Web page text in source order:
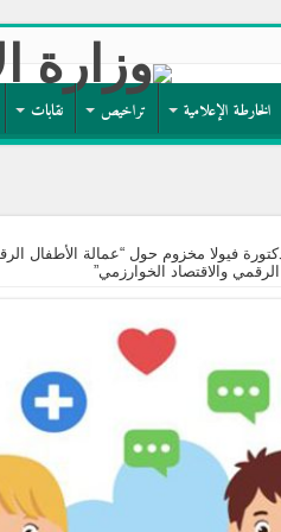
الخارطة الإعلامية تراخيص نقابات
فيولا مخزوم حول “عمالة الأطفال
والاقتصاد الخوارزمي”